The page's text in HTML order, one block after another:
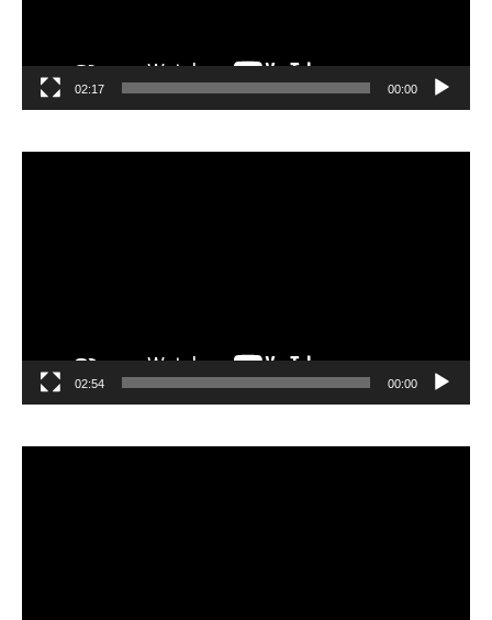
00:00
02:17
00:00
02:54